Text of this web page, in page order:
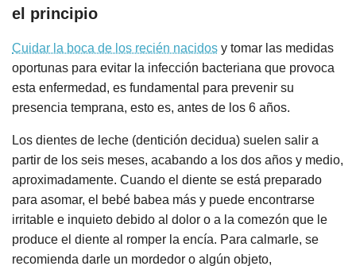
el principio
Cuidar la boca de los recién nacidos y tomar las medidas
oportunas para evitar la infección bacteriana que provoca
esta enfermedad, es fundamental para prevenir su
presencia temprana, esto es, antes de los 6 años.
Los dientes de leche (dentición decidua) suelen salir a
partir de los seis meses, acabando a los dos años y medio,
aproximadamente. Cuando el diente se está preparado
para asomar, el bebé babea más y puede encontrarse
irritable e inquieto debido al dolor o a la comezón que le
produce el diente al romper la encía. Para calmarle, se
recomienda darle un mordedor o algún objeto,